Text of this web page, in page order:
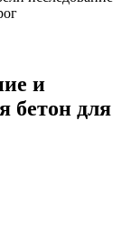
и
бетон для